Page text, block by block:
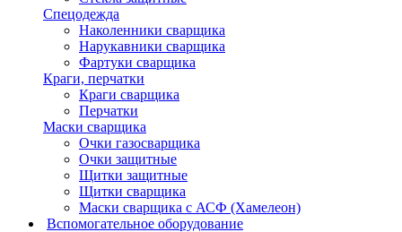
Спецодежда
Наколенники сварщика
Нарукавники сварщика
Фартуки сварщика
Краги, перчатки
Краги сварщика
Перчатки
Маски сварщика
Очки газосварщика
Очки защитные
Щитки защитные
Щитки сварщика
Маски сварщика с АСФ (Хамелеон)
Вспомогательное оборудование